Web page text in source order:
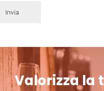
Valorizza la